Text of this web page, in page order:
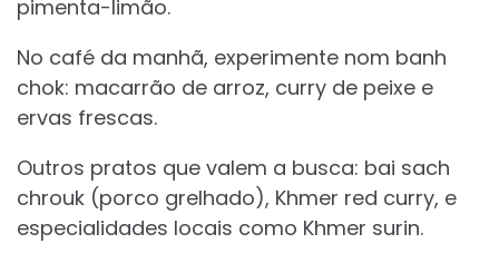
pimenta-limão.
No café da manhã, experimente nom banh
chok: macarrão de arroz, curry de peixe e
ervas frescas.
Outros pratos que valem a busca: bai sach
chrouk (porco grelhado), Khmer red curry, e
especialidades locais como Khmer surin.